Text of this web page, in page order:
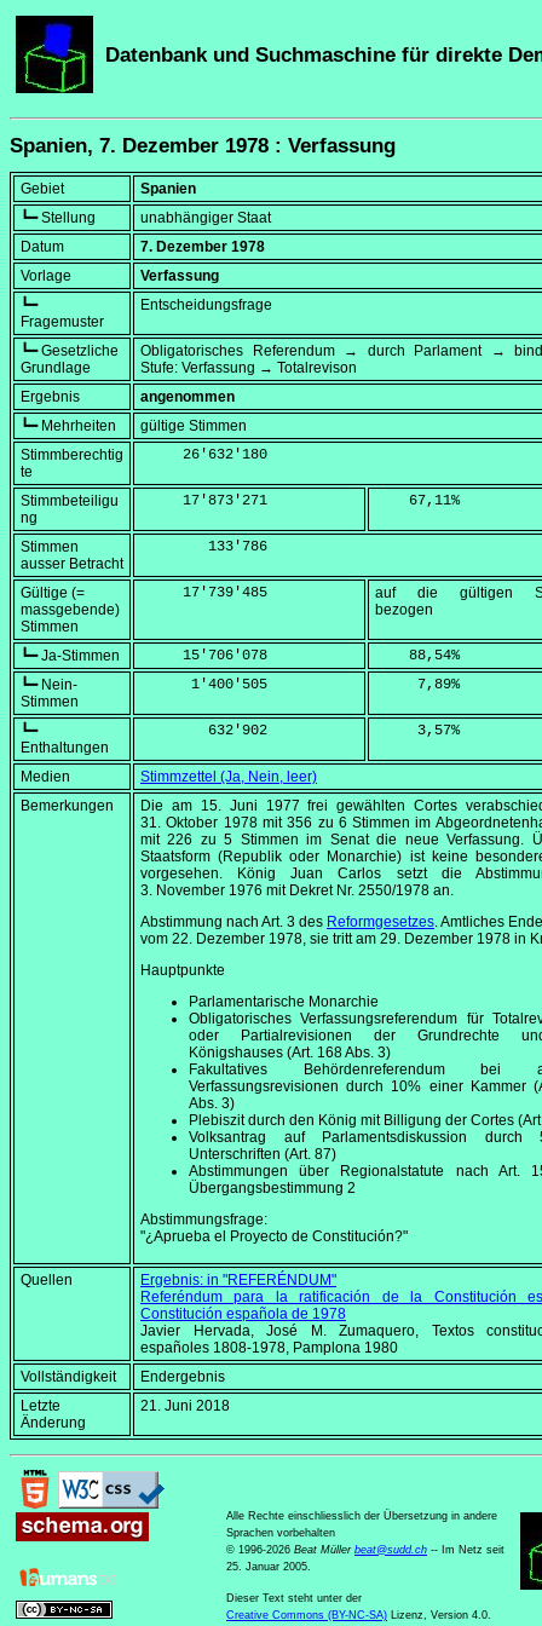
Datenbank und Suchmaschine für direkte
Spanien, 7. Dezember 1978 : Verfassung
Gebiet
Spanien
┗━ Stellung
unabhängiger Staat
Datum
7. Dezember 1978
Vorlage
Verfassung
┗━
Fragemuster
Entscheidungsfrage
┗━ Gesetzliche
Grundlage
Obligatorisches Referendum → durch Parlament →
Stufe: Verfassung → Totalrevison
Ergebnis
angenommen
┗━ Mehrheiten
gültige Stimmen
Stimmberechtig
te
     26'632'180
Stimmbeteiligu
ng
     17'873'271
    67,11
%
Stimmen
ausser Betracht
        133'786
Gültige (=
massgebende)
Stimmen
     17'739'485
auf die gültigen
bezogen
┗━ Ja-Stimmen
     15'706'078
    88,54
%
┗━ Nein-
Stimmen
      1'400'505
     7,89
%
┗━
Enthaltungen
        632'902
     3,57
%
Medien
Stimmzettel (Ja, Nein, leer)
Bemerkungen
Die am 15. Juni 1977 frei gewählten Cortes
31. Oktober 1978mit 356 zu 6 Stimmen im
mit 226 zu 5 Stimmen im Senat die neue Verfassung.
Staatsform (Republik oder Monarchie) ist keine
vorgesehen. König Juan Carlos setzt die
3. November 1976 mit Dekret Nr. 2550/1978 an.
Abstimmung nach Art. 3 des Reformgesetzes. Amtliches
vom 22. Dezember 1978, sie tritt am 29. Dezember 1978 in
Hauptpunkte
Parlamentarische Monarchie
Obligatorisches Verfassungsreferendum für
oder Partialrevisionen der Grundrechte
Königshauses (Art. 168 Abs. 3)
Fakultatives Behördenreferendum bei
Verfassungsrevisionen durch 10% einer Kammer
Abs. 3)
Plebiszit durch den König mit Billigung der Cortes
Volksantrag auf Parlamentsdiskussion durch
Unterschriften (Art. 87)
Abstimmungen über Regionalstatute nach Art.
Übergangsbestimmung 2
Abstimmungsfrage:
"¿Aprueba el Proyecto de Constitución?"
Quellen
Ergebnis: in "REFERÉNDUM"
Referéndum para la ratificación de la Constitución
Constitución española de 1978
Javier Hervada, José M. Zumaquero, Textos
españoles 1808-1978, Pamplona 1980
Vollständigkeit
Endergebnis
Letzte
Änderung
21. Juni 2018
Alle Rechte einschliesslich der Übersetzung in andere
Sprachen vorbehalten
© 1996-2026 Beat Müller beat@sudd.ch -- Im Netz seit
25. Januar 2005.
Dieser Text steht unter der
Creative Commons (BY-NC-SA) Lizenz, Version 4.0.